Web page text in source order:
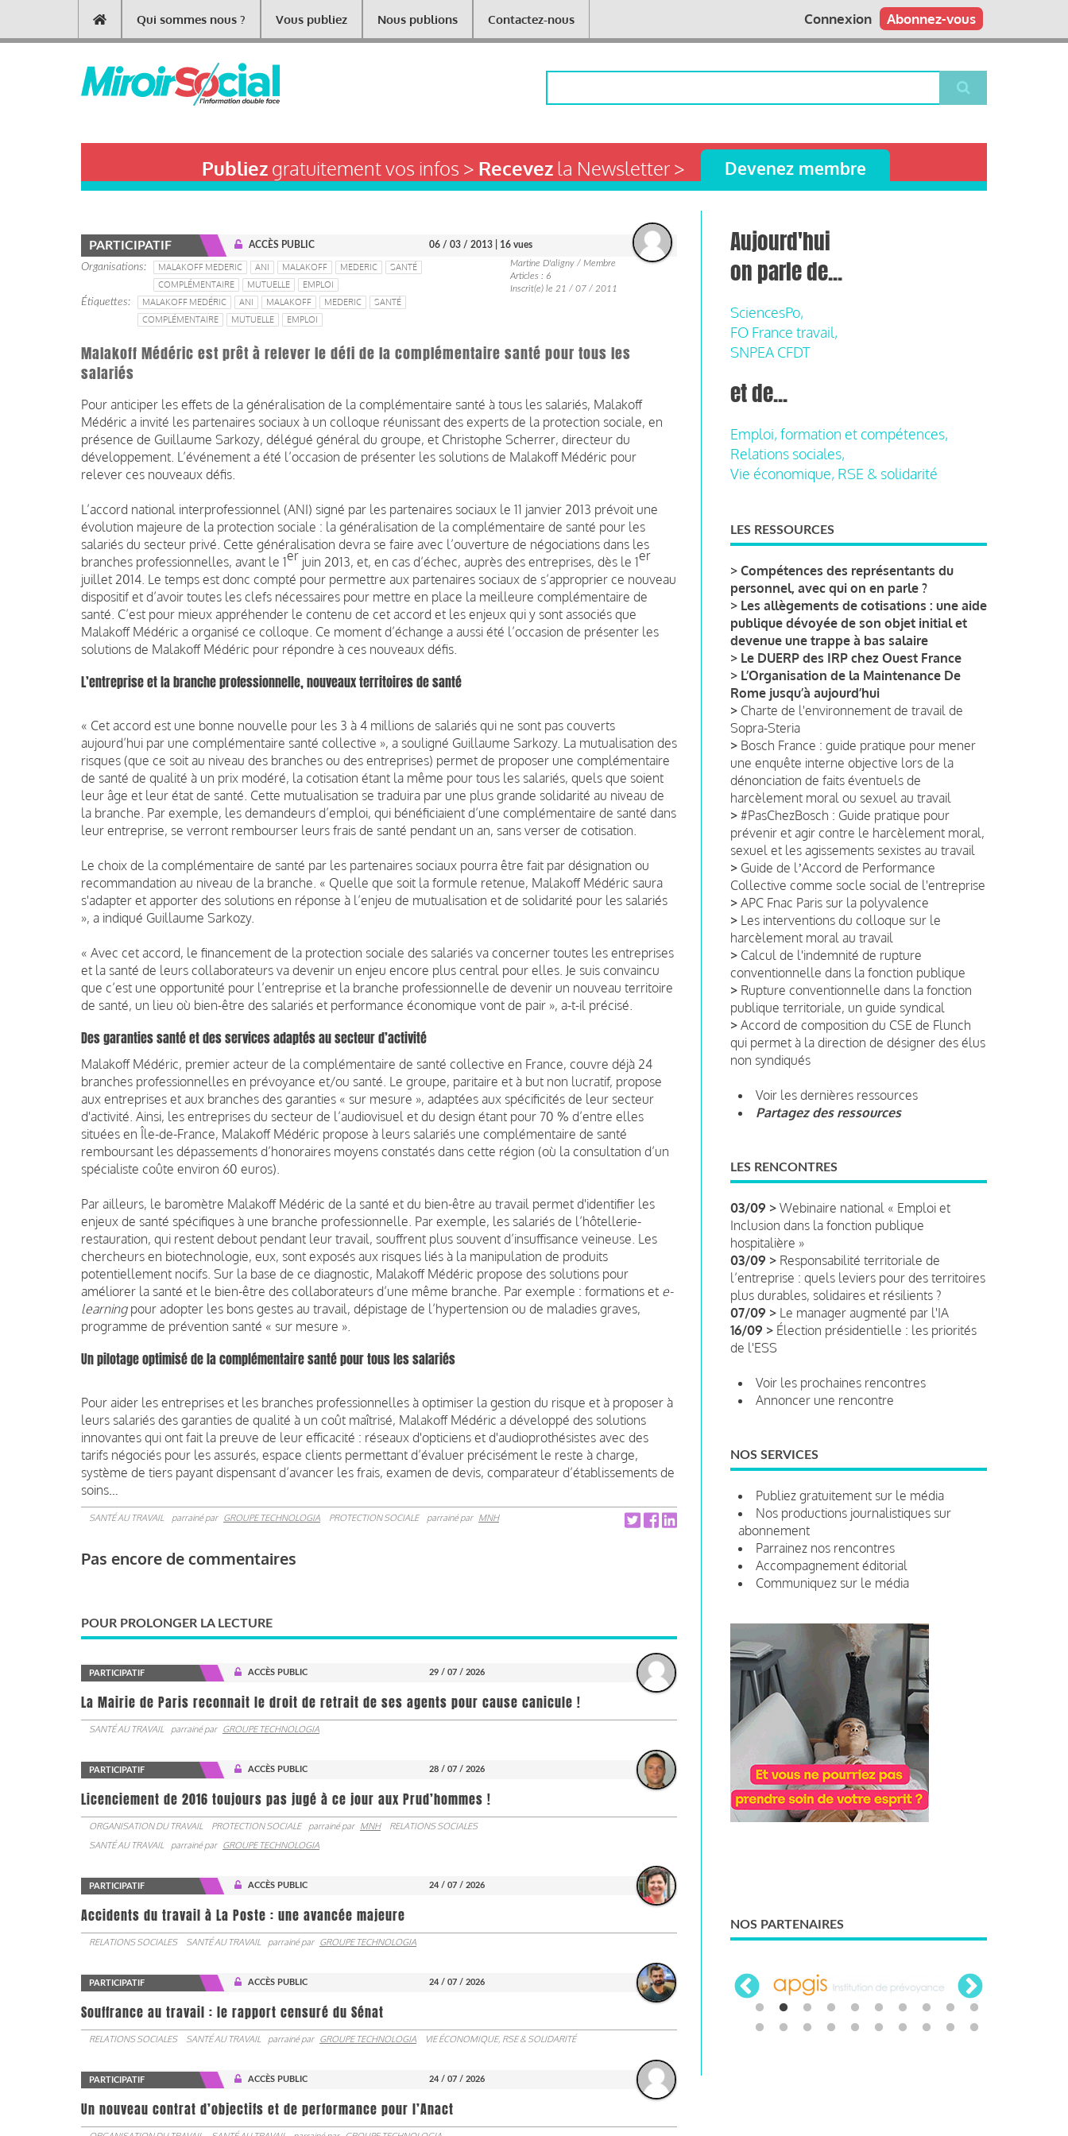
contenu
Main
navigation
Qui sommes nous ? Vous publiez Nous publions Contactez-nous Abonnez-vous
Connexion
Publiezgratuitement vos infos > Recevezla Newsletter > Devenez membre
PARTICIPATIF ACCÈS PUBLIC 06 / 03 / 2013 | 16 vues
Organisations MALAKOFF MEDERIC ANI MALAKOFF MEDERIC
SANTÉ
COMPLÉMENTAIRE
MUTUELLE
EMPLOI
Étiquettes
MALAKOFF MEDÉRIC ANI MALAKOFF MEDERIC
SANTÉ
COMPLÉMENTAIRE
MUTUELLE EMPLOI
Martine D'aligny / Membre
Articles : 6
Inscrit(e) le 21 / 07 / 2011
Malakoff Médéric est prêt à relever le défi de la complémentaire santé pour tous les
salariés
Pour anticiper les effets de la généralisation de la complémentaire santé à tous les salariés, Malakoff
Médéric a invité les partenaires sociaux à un colloque réunissant des experts de la protection sociale, en
présence de Guillaume Sarkozy, délégué général du groupe, et Christophe Scherrer, directeur du
développement. L’événement a été l’occasion de présenter les solutions de Malakoff Médéric pour
relever ces nouveaux défis.
L’accord national interprofessionnel (ANI) signé par les partenaires sociaux le 11 janvier 2013 prévoit une
évolution majeure de la protection sociale : la généralisation de la complémentaire de santé pour les
salariés du secteur privé. Cette généralisation devra se faire avec l’ouverture de négociations dans les
branches professionnelles, avant le 1er juin 2013, et, en cas d’échec, auprès des entreprises, dès le 1er
juillet 2014. Le temps est donc compté pour permettre aux partenaires sociaux de s’approprier ce nouveau
dispositif et d’avoir toutes les clefs nécessaires pour mettre en place la meilleure complémentaire de
santé. C’est pour mieux appréhender le contenu de cet accord et les enjeux qui y sont associés que
Malakoff Médéric a organisé ce colloque. Ce moment d’échange a aussi été l’occasion de présenter les
solutions de Malakoff Médéric pour répondre à ces nouveaux défis.
L’entreprise et la branche professionnelle, nouveaux territoires de santé
« Cet accord est une bonne nouvelle pour les 3 à 4 millions de salariés qui ne sont pas couverts
aujourd’hui par une complémentaire santé collective », a souligné Guillaume Sarkozy. La mutualisation des
risques (que ce soit au niveau des branches ou des entreprises) permet de proposer une complémentaire
de santé de qualité à un prix modéré, la cotisation étant la même pour tous les salariés, quels que soient
leur âge et leur état de santé. Cette mutualisation se traduira par une plus grande solidarité au niveau de
la branche. Par exemple, les demandeurs d’emploi, qui bénéficiaient d’une complémentaire de santé dans
leur entreprise, se verront rembourser leurs frais de santé pendant un an, sans verser de cotisation.
Le choix de la complémentaire de santé par les partenaires sociaux pourra être fait par désignation ou
recommandation au niveau de la branche. « Quelle que soit la formule retenue, Malakoff Médéric saura
s'adapter et apporter des solutions en réponse à l’enjeu de mutualisation et de solidarité pour les salariés
», a indiqué Guillaume Sarkozy.
« Avec cet accord, le financement de la protection sociale des salariés va concerner toutes les entreprises
et la santé de leurs collaborateurs va devenir un enjeu encore plus central pour elles. Je suis convaincu
que c’est une opportunité pour l’entreprise et la branche professionnelle de devenir un nouveau territoire
de santé, un lieu où bien-être des salariés et performance économique vont de pair », a-t-il précisé.
Des garanties santé et des services adaptés au secteur d’activité
Malakoff Médéric, premier acteur de la complémentaire de santé collective en France, couvre déjà 24
branches professionnelles en prévoyance et/ou santé. Le groupe, paritaire et à but non lucratif, propose
aux entreprises et aux branches des garanties « sur mesure », adaptées aux spécificités de leur secteur
d'activité. Ainsi, les entreprises du secteur de l’audiovisuel et du design étant pour 70 % d’entre elles
situées en Île-de-France, Malakoff Médéric propose à leurs salariés une complémentaire de santé
remboursant les dépassements d’honoraires moyens constatés dans cette région (où la consultation d’un
spécialiste coûte environ 60 euros).
Par ailleurs, le baromètre Malakoff Médéric de la santé et du bien-être au travail permet d'identifier les
enjeux de santé spécifiques à une branche professionnelle. Par exemple, les salariés de l’hôtellerie-
restauration, qui restent debout pendant leur travail, souffrent plus souvent d’insuffisance veineuse. Les
chercheurs en biotechnologie, eux, sont exposés aux risques liés à la manipulation de produits
potentiellement nocifs. Sur la base de ce diagnostic, Malakoff Médéric propose des solutions pour
améliorer la santé et le bien-être des collaborateurs d’une même branche. Par exemple : formations et e-
learningpour adopter les bons gestes au travail, dépistage de l’hypertension ou de maladies graves,
programme de prévention santé « sur mesure ».
Un pilotage optimisé de la complémentaire santé pour tous les salariés
Pour aider les entreprises et les branches professionnelles à optimiser la gestion du risque et à proposer à
leurs salariés des garanties de qualité à un coût maîtrisé, Malakoff Médéric a développé des solutions
innovantes qui ont fait la preuve de leur efficacité : réseaux d'opticiens et d'audioprothésistes avec des
tarifs négociés pour les assurés, espace clients permettant d’évaluer précisément le reste à charge,
système de tiers payant dispensant d’avancer les frais, examen de devis, comparateur d’établissements de
soins…
SANTÉ AU TRAVAIL parrainé par GROUPE TECHNOLOGIA PROTECTION SOCIALE parrainé par MNH
Pas encore de commentaires
POUR PROLONGER LA LECTURE
PARTICIPATIF ACCÈS PUBLIC 29 / 07 / 2026
La Mairie de Paris reconnait le droit de retrait de ses agents pour cause canicule !
SANTÉ AU TRAVAIL parrainé par GROUPE TECHNOLOGIA
PARTICIPATIF ACCÈS PUBLIC 28 / 07 / 2026
Licenciement de 2016 toujours pas jugé à ce jour aux Prud’hommes !
ORGANISATION DU TRAVAIL PROTECTION SOCIALE parrainé par MNH
RELATIONS SOCIALES
SANTÉ AU TRAVAIL
parrainé par GROUPE TECHNOLOGIA
PARTICIPATIF ACCÈS PUBLIC 24 / 07 / 2026
Accidents du travail à La Poste : une avancée majeure
RELATIONS SOCIALES SANTÉ AU TRAVAIL parrainé par GROUPE TECHNOLOGIA
PARTICIPATIF ACCÈS PUBLIC 24 / 07 / 2026
Souffrance au travail : le rapport censuré du Sénat
RELATIONS SOCIALES SANTÉ AU TRAVAIL parrainé par GROUPE TECHNOLOGIA VIE ÉCONOMIQUE, RSE & SOLIDARITÉ
PARTICIPATIF ACCÈS PUBLIC 24 / 07 / 2026
Un nouveau contrat d’objectifs et de performance pour l’Anact
Aujourd'hui
on parle de...
SciencesPo,
FO France travail,
SNPEA CFDT
et de...
Emploi, formation et compétences,
Relations sociales,
Vie économique, RSE & solidarité
LES RESSOURCES
> Compétences des représentants du
personnel, avec qui on en parle ?
> Les allègements de cotisations : une aide
publique dévoyée de son objet initial et
devenue une trappe à bas salaire
> Le DUERP des IRP chez Ouest France
> L’Organisation de la Maintenance De
Rome jusqu’à aujourd’hui
> Charte de l'environnement de travail de
Sopra-Steria
> Bosch France : guide pratique pour mener
une enquête interne objective lors de la
dénonciation de faits éventuels de
harcèlement moral ou sexuel au travail
> #PasChezBosch : Guide pratique pour
prévenir et agir contre le harcèlement moral,
sexuel et les agissements sexistes au travail
> Guide de lʼAccord de Performance
Collective comme socle social de l'entreprise
> APC Fnac Paris sur la polyvalence
> Les interventions du colloque sur le
harcèlement moral au travail
> Calcul de l'indemnité de rupture
conventionnelle dans la fonction publique
> Rupture conventionnelle dans la fonction
publique territoriale, un guide syndical
> Accord de composition du CSE de Flunch
qui permet à la direction de désigner des élus
non syndiqués
Voir les dernières ressources
Partagez des ressources
LES RENCONTRES
03/09 > Webinaire national « Emploi et
Inclusion dans la fonction publique
hospitalière »
03/09 > Responsabilité territoriale de
l’entreprise : quels leviers pour des territoires
plus durables, solidaires et résilients ?
07/09 > Le manager augmenté par l'IA
16/09 > Élection présidentielle : les priorités
de l'ESS
Voir les prochaines rencontres
Annoncer une rencontre
NOS SERVICES
Publiez gratuitement sur le média
Nos productions journalistiques sur
abonnement
Parrainez nos rencontres
Accompagnement éditorial
Communiquez sur le média
NOS PARTENAIRES